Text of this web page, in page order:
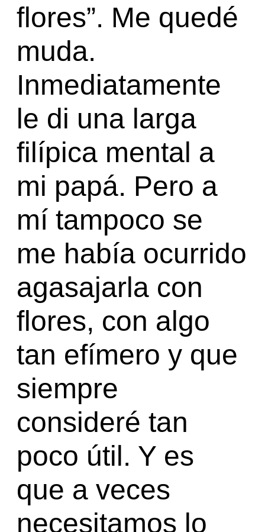
flores”. Me quedé
muda.
Inmediatamente
le di una larga
filípica mental a
mi papá. Pero a
mí tampoco se
me había ocurrido
agasajarla con
flores, con algo
tan efímero y que
siempre
consideré tan
poco útil. Y es
que a veces
necesitamos lo